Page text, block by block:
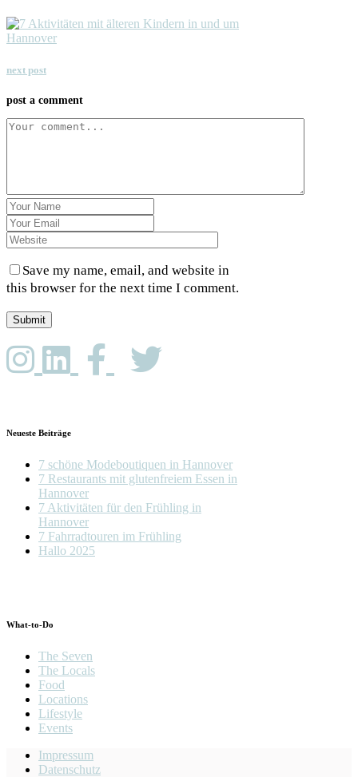
next post
post a comment
Save my name, email, and website in
this browser for the next time I comment.
Neueste Beiträge
7 schöne Modeboutiquen in Hannover
7 Restaurants mit glutenfreiem Essen in
Hannover
7 Aktivitäten für den Frühling in
Hannover
7 Fahrradtouren im Frühling
Hallo 2025
What-to-Do
The Seven
The Locals
Food
Locations
Lifestyle
Events
Impressum
Datenschutz